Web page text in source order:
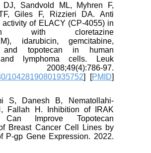
DJ, Sandvold ML, Myhren F,
TF, Giles F, Rizzieri DA. Anti
activity of ELACY (CP-4055) in
with cloretazine
idarubicin, gemcitabine,
and topotecan in human
and lymphoma cells. Leuk
2008;49(4):786-97.
10428190801935752 ] [PMID
S, Danesh B, Nematollahi-
Fallah H. Inhibition of IRAK
Can Improve Topotecan
of Breast Cancer Cell Lines by
P-gp Gene Expression. 2022.